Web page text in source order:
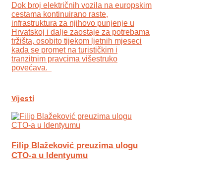
Dok broj električnih vozila na europskim
cestama kontinuirano raste,
infrastruktura za njihovo punjenje u
Hrvatskoj i dalje zaostaje za potrebama
tržišta, osobito tijekom ljetnih mjeseci
kada se promet na turističkim i
tranzitnim pravcima višestruko
povećava.
Vijesti
Filip Blažeković preuzima ulogu
CTO-a u Identyumu